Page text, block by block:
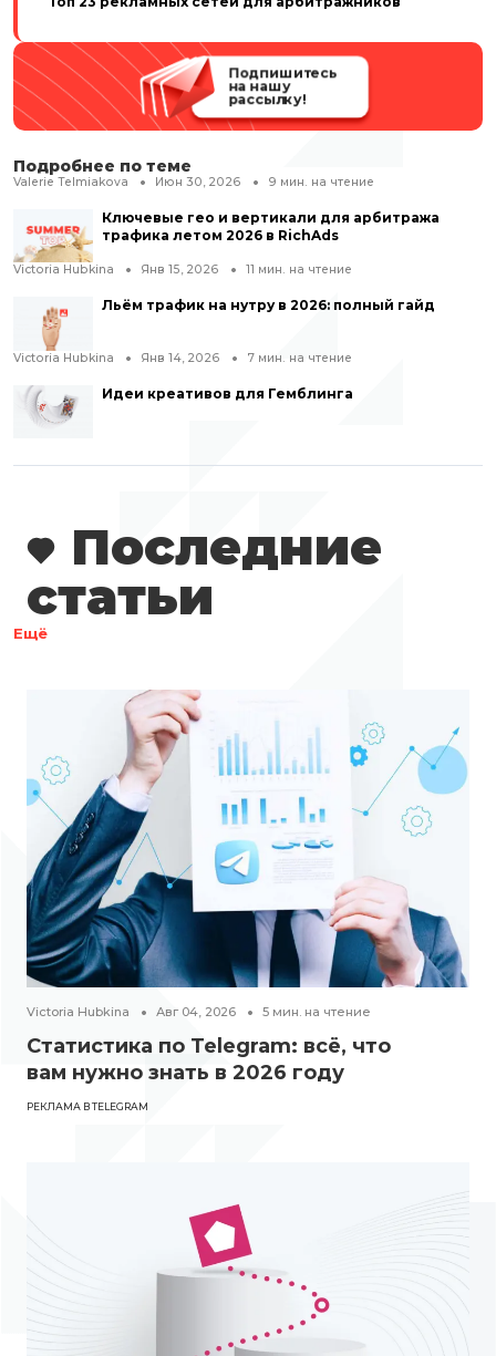
Подпишитесь
на нашу
рассылку!
Подробнее по теме
Valerie Telmiakova Июн 30, 2026 9 мин. на чтение
Ключевые гео и вертикали для арбитража
трафика летом 2026 в RichAds
Victoria Hubkina Янв 15, 2026 11 мин. на чтение
Льём трафик на нутру в 2026: полный гайд
Victoria Hubkina Янв 14, 2026 7 мин. на чтение
Идеи креативов для Гемблинга
Последние
статьи
Ещё
Victoria Hubkina Авг 04, 2026 5 мин. на чтение
Статистика по Telegram: всё, что
вам нужно знать в 2026 году
РЕКЛАМА В TELEGRAM